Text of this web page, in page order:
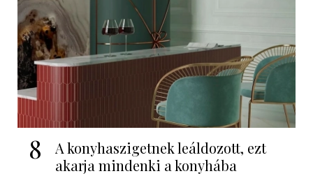
8
A konyhaszigetnek leáldozott, ezt
akarja mindenki a konyhába